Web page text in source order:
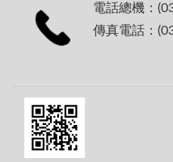
電話總機：
傳真電話：